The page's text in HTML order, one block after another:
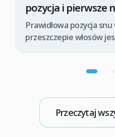
pozycja i pierwsze
Prawidłowa pozycja
przeszczepie włosów
głowy pomaga
uszkodzeniu
oraz wspiera
przeszczepów z
Przeczytaj